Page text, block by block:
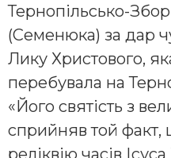
Тернопільсько-
(Семенюка) за дар
Лику Христового,
перебувала на
«Його святість з
сприйняв той факт,
реліквію часів